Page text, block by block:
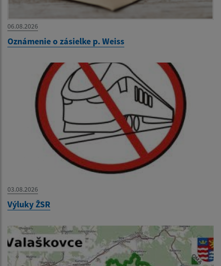
06.08.2026
Oznámenie o zásielke p. Weiss
03.08.2026
Výluky ŽSR